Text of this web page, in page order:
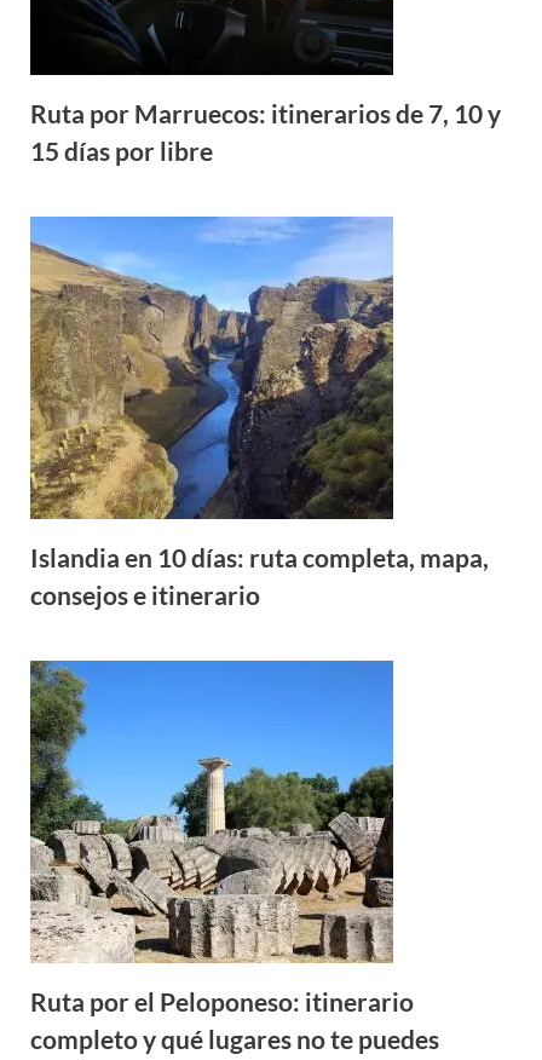
Ruta por Marruecos: itinerarios de 7, 10 y
15 días por libre
Islandia en 10 días: ruta completa, mapa,
consejos e itinerario
Ruta por el Peloponeso: itinerario
completo y qué lugares no te puedes